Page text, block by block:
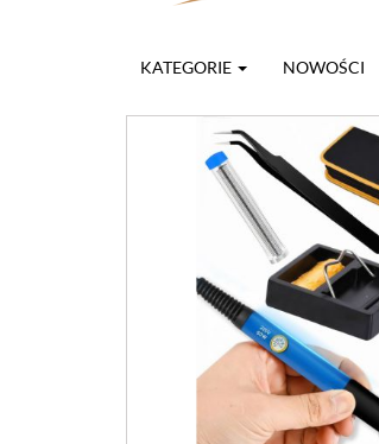
KATEGORIE NOWOŚCI